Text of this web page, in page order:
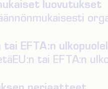
luovutukset
EFTA:n
tai EFTA:n